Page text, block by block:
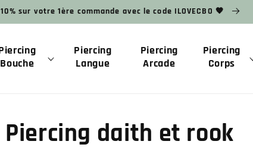
sur votre 1ère commande avec le code ILOVECBO 🧡
Bouche
Piercing
Langue
Piercing
Arcade
Piercing
Corps
Piercing daith et rook